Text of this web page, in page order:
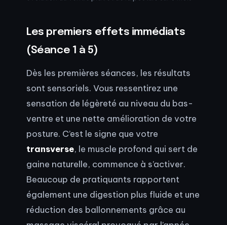
Les premiers effets immédiats
(Séance 1 à 5)
Dès les premières séances, les résultats
sont sensoriels. Vous ressentirez une
sensation de légèreté au niveau du bas-
ventre et une nette amélioration de votre
posture. C’est le signe que votre
transverse, le muscle profond qui sert de
gaine naturelle, commence à s’activer.
Beaucoup de pratiquants rapportent
également une digestion plus fluide et une
réduction des ballonnements grâce au